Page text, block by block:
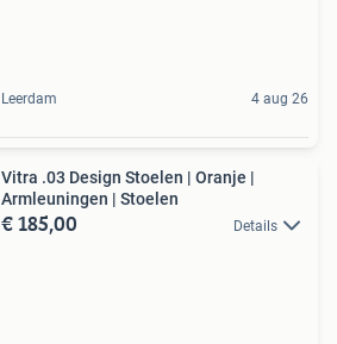
Leerdam 4 aug 26
Vitra .03 Design Stoelen | Oranje |
Armleuningen | Stoelen
€ 185,00 Details